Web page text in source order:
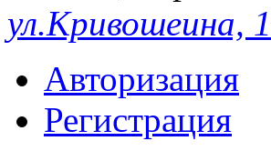
ул.Кривошеина,
Авторизация
Регистрация